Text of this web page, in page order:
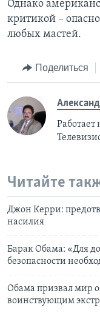
Однако
критикой –
любых мастей.
Поделиться
Работает
Читайте
Джон Керри:
насилия
Барак Обама: «Для
безопасности
Обама призвал мир
воинствующим